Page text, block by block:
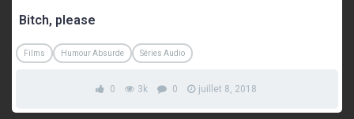
Bitch, please
Films Humour Absurde Séries Audio
0 3k 0 juillet 8, 2018